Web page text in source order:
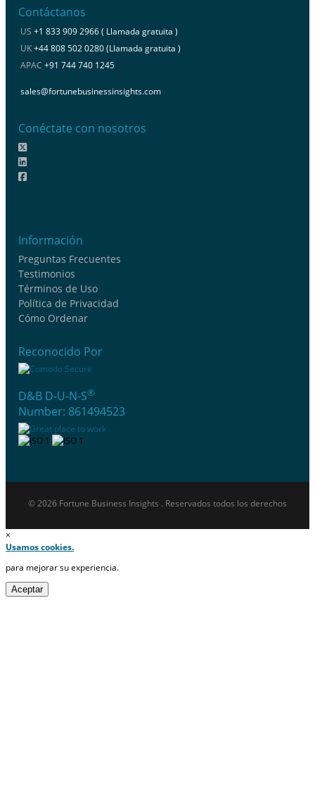
Contáctanos
US +1 833 909 2966 ( Llamada gratuita )
UK+44 808 502 0280 (Llamada gratuita )
APAC +91 744 740 1245
sales@fortunebusinessinsights.com
Conéctate con nosotros
Información
Preguntas Frecuentes
Testimonios
Términos de Uso
Política de Privacidad
Cómo Ordenar
Reconocido Por
D&B D-U-N-S®
Number: 861494523
© 2026 Fortune Business Insights . Reservados todos los derechos
×
Usamos cookies.
para mejorar su experiencia.
Aceptar